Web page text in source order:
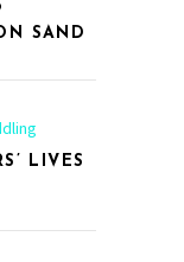
SAND
LIVES